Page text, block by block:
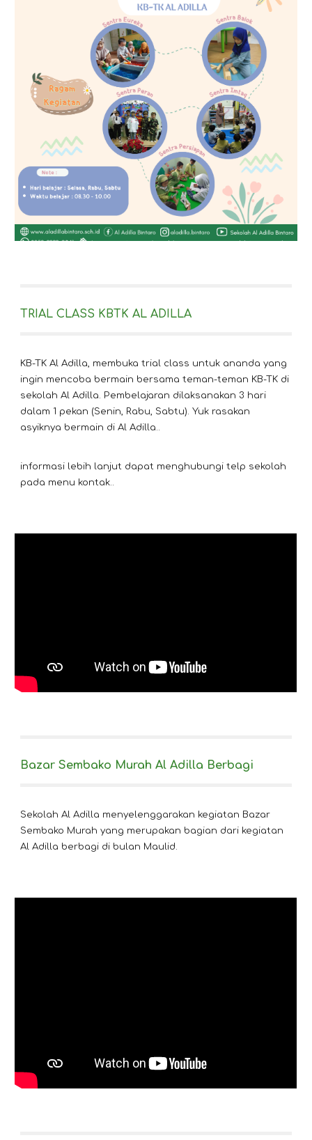
TRIAL CLASS KBTK AL ADILLA
KB-TK Al Adilla, membuka trial class untuk ananda yang
ingin mencoba bermain bersama teman-teman KB-TK di
sekolah Al Adilla. Pembelajaran dilaksanakan 3 hari
dalam 1 pekan (Senin, Rabu, Sabtu). Yuk rasakan
asyiknya bermain di Al Adilla..
informasi lebih lanjut dapat menghubungi telp sekolah
pada menu kontak..
Bazar Sembako Murah Al Adilla Berbagi
Sekolah Al Adilla menyelenggarakan kegiatan Bazar
Sembako Murah yang merupakan bagian dari kegiatan
Al Adilla berbagi di bulan Maulid.